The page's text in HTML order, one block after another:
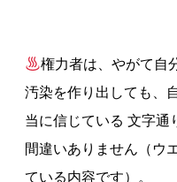
権力者は、やがて自
汚染を作り出しても、
当に信じている 文字通
間違いありません（ウ
ている内容です）。